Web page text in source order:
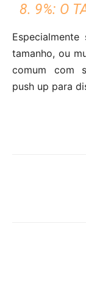
8. 9%: O
tamanho, ou
comum com
push up para